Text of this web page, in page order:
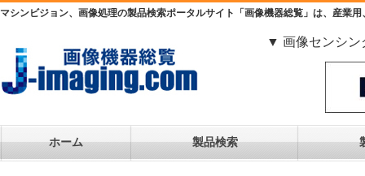
マシンビジョン、画像処理の製品検索ポータルサイト「画像機器総覧」は、産業
▼ 画像センシ
ホーム 製品検索